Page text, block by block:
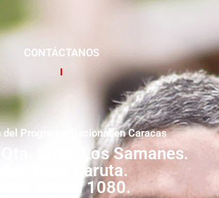
CONTÁCTANOS
Programa Nacional en Caracas
Qta. Livia. Los Samanes.
Municipio Baruta.
Zona Postal 1080.